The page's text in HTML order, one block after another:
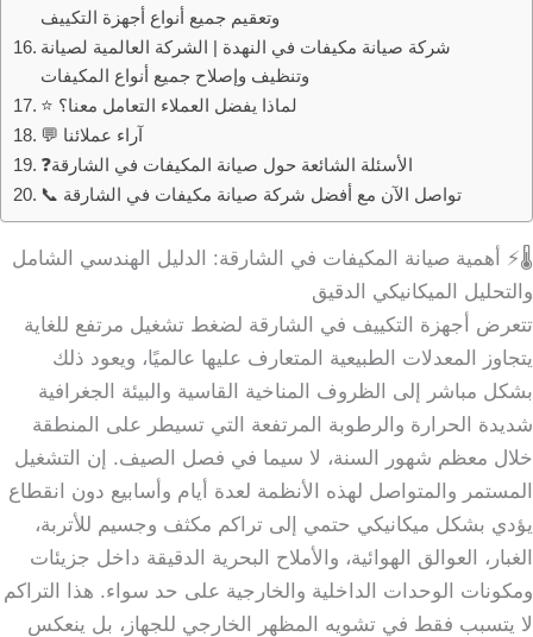
وتعقيم جميع أنواع أجهزة التكييف
شركة صيانة مكيفات في النهدة | الشركة العالمية لصيانة
وتنظيف وإصلاح جميع أنواع المكيفات
⭐ لماذا يفضل العملاء التعامل معنا؟
💬 آراء عملائنا
❓الأسئلة الشائعة حول صيانة المكيفات في الشارقة
📞 تواصل الآن مع أفضل شركة صيانة مكيفات في الشارقة
🌡️⚡ أهمية صيانة المكيفات في الشارقة: الدليل الهندسي الشامل
والتحليل الميكانيكي الدقيق
تتعرض أجهزة التكييف في الشارقة لضغط تشغيل مرتفع للغاية
يتجاوز المعدلات الطبيعية المتعارف عليها عالميًا، ويعود ذلك
بشكل مباشر إلى الظروف المناخية القاسية والبيئة الجغرافية
شديدة الحرارة والرطوبة المرتفعة التي تسيطر على المنطقة
خلال معظم شهور السنة، لا سيما في فصل الصيف. إن التشغيل
المستمر والمتواصل لهذه الأنظمة لعدة أيام وأسابيع دون انقطاع
يؤدي بشكل ميكانيكي حتمي إلى تراكم مكثف وجسيم للأتربة،
الغبار، العوالق الهوائية، والأملاح البحرية الدقيقة داخل جزيئات
ومكونات الوحدات الداخلية والخارجية على حد سواء. هذا التراكم
لا يتسبب فقط في تشويه المظهر الخارجي للجهاز، بل ينعكس